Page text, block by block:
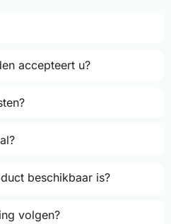
accepteert u?
beschikbaar is?
volgen?